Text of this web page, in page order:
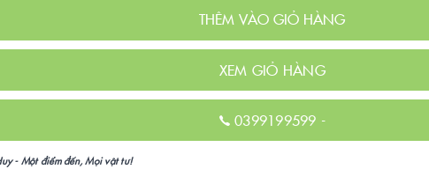
THÊM VÀO GIỎ HÀNG
XEM GIỎ HÀNG
0399199599 -
- Một điểm đến, Mọi vật tư!